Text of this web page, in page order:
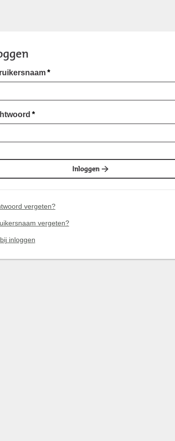
*
*
Inloggen
vergeten?
vergeten?
inloggen